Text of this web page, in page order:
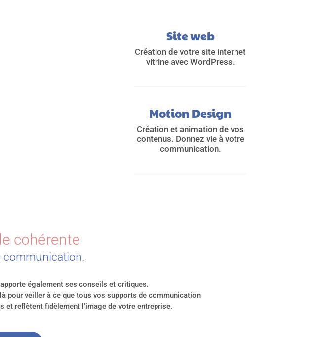
Site web
Création de votre site internet
vitrine avec WordPress.
Motion Design
Création et animation de vos
contenus. Donnez vie à votre
communication.
cohérente
également ses conseils et critiques.
pour veiller à ce que tous vos supports de communication
reflètent fidèlement l’image de votre entreprise.